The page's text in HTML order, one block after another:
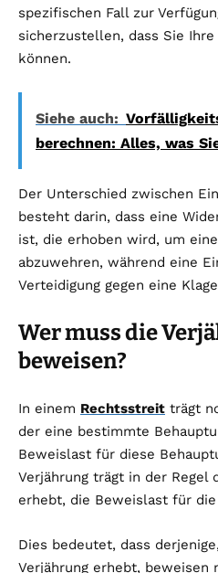
spezifischen Fall zur
sicherzustellen, dass Sie
können.
Siehe auch:
berechnen: Alles, was
Der Unterschied zwischen
besteht darin, dass eine
ist, die erhoben wird, um
abzuwehren, während eine
Verteidigung gegen eine
Wer muss die
beweisen?
In einem Rechtsstreit trägt
der eine bestimmte
Beweislast für diese
Verjährung trägt in der Regel
erhebt, die Beweislast für die
Dies bedeutet, dass
Verjährung erhebt, beweisen